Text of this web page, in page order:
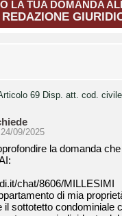
LA TUA DOMANDA
69 Disp. att. cod.
09/2025
la domanda
chat/8606/MILLESIMI
di mia
il sottotetto condominiale